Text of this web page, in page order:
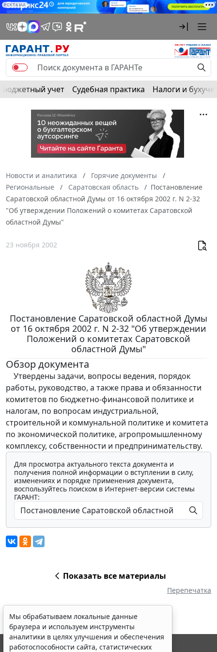
РЕКЛАМА
Бюджетный учет Судебная практика Налоги и
Новости и аналитика
Горячие документы
Региональные
Саратовская область
Постановление
Саратовской областной Думы от 16 октября 2002 г. N 2-32
"Об утверждении Положений о комитетах Саратовской
областной Думы"
23 ноября 2002
Постановление Саратовской областной Думы
от 16 октября 2002 г. N 2-32 "Об утверждении
Положений о комитетах Саратовской
областной Думы"
Обзор документа
Утвердены задачи, вопросы ведения, порядок
работы, руководство, а также права и обязанности
комитетов по бюджетно-финансовой политике и
налогам, по вопросам индустриальной,
строительной и коммунальной политике и комитета
по экономической политике, агропромышленному
комплексу, собственности и предпринимательству.
Для просмотра актуального текста документа и
получения полной информации о вступлении в силу,
изменениях и порядке применения документа,
воспользуйтесь поиском в Интернет-версии системы
ГАРАНТ:
Показать все материалы
Перепечатка
Мы обрабатываем локальные данные
браузера и используем инструменты
аналитики в целях улучшения и обеспечения
работоспособности сайта, статистических